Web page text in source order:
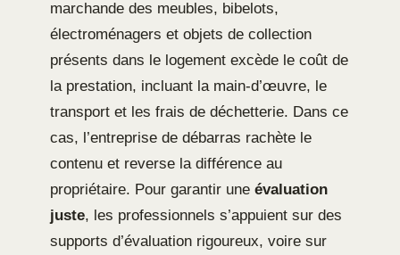
marchande des meubles, bibelots,
électroménagers et objets de collection
présents dans le logement excède le coût de
la prestation, incluant la main-d’œuvre, le
transport et les frais de déchetterie. Dans ce
cas, l’entreprise de débarras rachète le
contenu et reverse la différence au
propriétaire. Pour garantir une évaluation
juste, les professionnels s’appuient sur des
supports d’évaluation rigoureux, voire sur